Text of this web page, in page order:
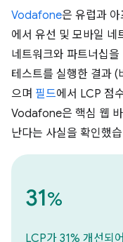
Vodafone은 유럽과
에서 유선 및 모바일 네
네트워크와 파트너십
테스트를 실행한 결과
으며 필드에서 LCP 점
Vodafone은 핵심 웹
난다는 사실을 확인했
31%
LCP가 31% 개선되